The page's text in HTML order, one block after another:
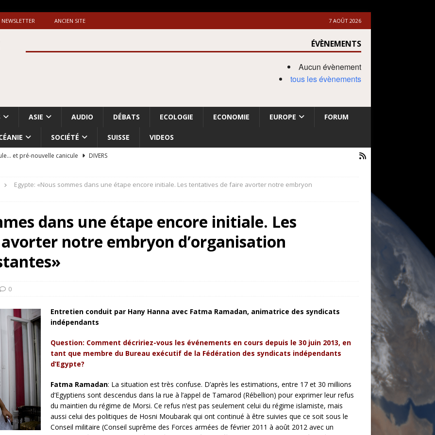
NEWSLETTER ANCIEN SITE 7 AOÛT 2026
ÉVÈNEMENTS
Aucun évènement
tous les évènements
ASIE AUDIO DÉBATS ECOLOGIE ECONOMIE EUROPE FORUM
SOCIÉTÉ SUISSE VIDEOS
et pré-nouvelle canicule
DIVERS
du nettoyage ethnique en Cisjordanie et à Gaza
sur la “fraude électorale” était une blague de mauvais
Egypte: «Nous sommes dans une étape encore initiale. Les tentatives de faire avorter notre embryon
dans une étape encore initiale. Les
notre embryon d’organisation
0
Entretien conduit par Hany Hanna avec Fatma Ramadan, animatrice des syndicats
indépendants
Question: Comment décririez-vous les événements en cours depuis le 30 juin 2013, en
tant que membre du Bureau exécutif de la Fédération des syndicats indépendants
d’Egypte?
Fatma Ramadan: La situation est très confuse. D’après les estimations, entre 17 et 30 millions
d’Egyptiens sont descendus dans la rue à l’appel de Tamarod (Rébellion) pour exprimer leur refus
du maintien du régime de Morsi. Ce refus n’est pas seulement celui du régime islamiste, mais
aussi celui des politiques de Hosni Moubarak qui ont continué à être suivies que ce soit sous le
Conseil militaire (Conseil suprême des Forces armées de février 2011 à août 2012 avec un